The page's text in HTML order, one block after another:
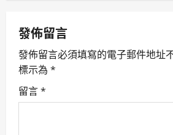
v
i
g
發佈留言
發佈留言必須填寫的電子郵件地址
標示為 *
留言*